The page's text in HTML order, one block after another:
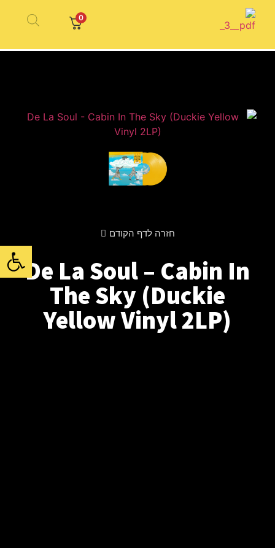
פתח
0
חזרה לדף הקודם
De La Soul – Cabin In
The Sky (Duckie
Yellow Vinyl 2LP)